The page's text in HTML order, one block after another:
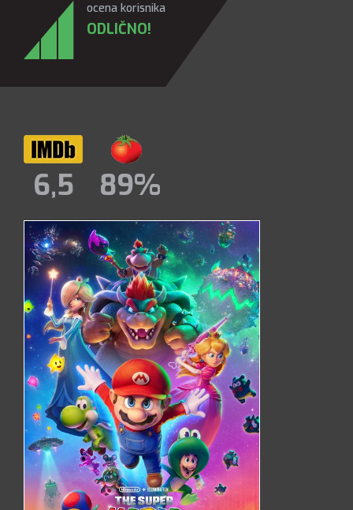
ocena korisnika
ODLIČNO!
6,5 89%